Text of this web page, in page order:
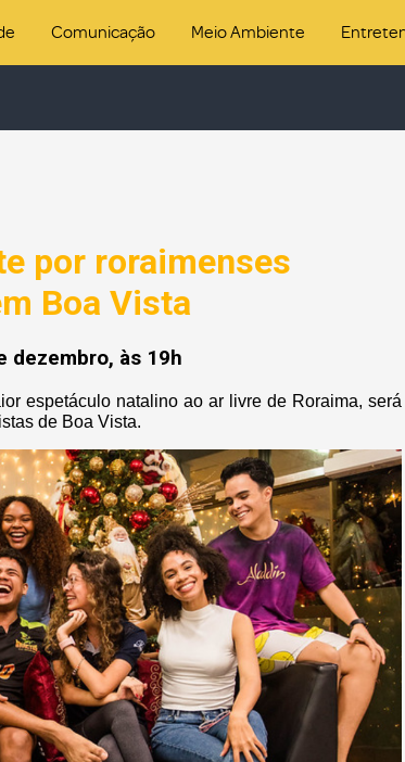
Comunicação Meio Ambiente
por roraimenses
Boa Vista
dezembro, às 19h
espetáculo natalino ao ar livre de Roraima, será
de Boa Vista.